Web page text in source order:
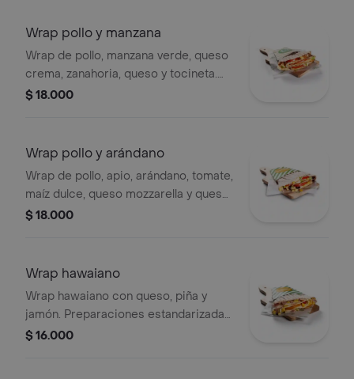
Wrap pollo y manzana
Wrap de pollo, manzana verde, queso
crema, zanahoria, queso y tocineta.
nuestras preparaciones se
realizar modificaciones en los
ingredientes.
$ 18.000
Wrap pollo y arándano
Wrap de pollo, apio, arándano, tomate,
maíz dulce, queso mozzarella y queso
crema. nuestras preparaciones se
realizar modificaciones en los
ingredientes.
$ 18.000
Wrap hawaiano
Wrap hawaiano con queso, piña y
jamón. Preparaciones estandarizadas
sin modificaciones.
$ 16.000